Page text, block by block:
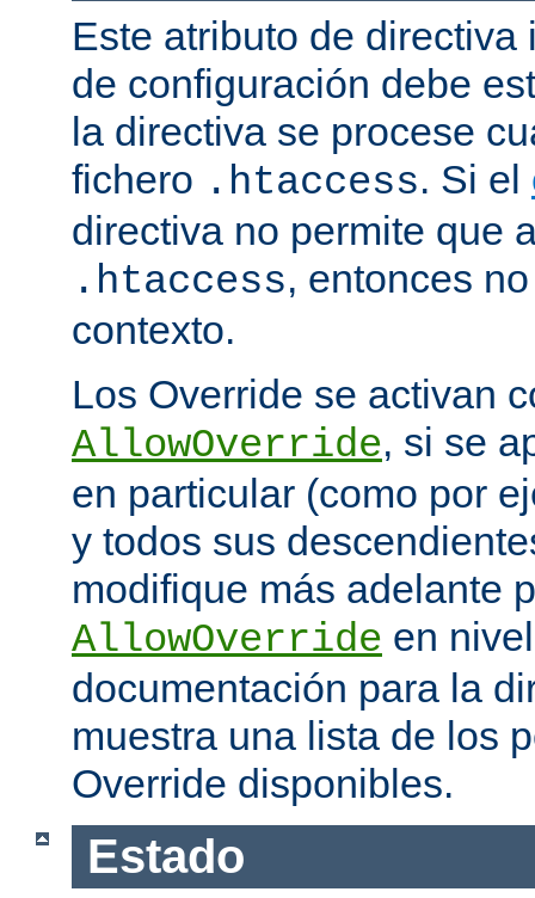
Este atributo de
de configuración debe
la directiva se procese
fichero .htaccess. Si el
directiva no permite que
.htaccess, entonces
contexto.
Los Override se activan
AllowOverride, si se
en particular (como por
y todos sus
modifique más adelante
AllowOverride en
documentación para la
muestra una lista de los
Override disponibles.
Estado